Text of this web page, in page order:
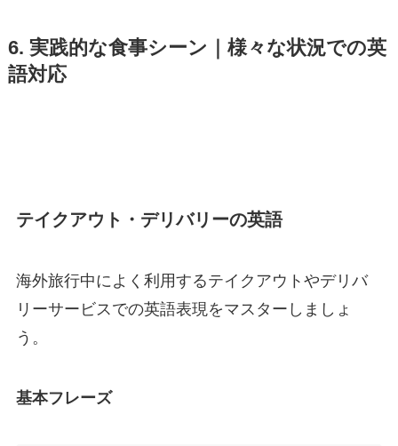
6. 実践的な食事シーン｜様々な状況での英
語対応
テイクアウト・デリバリーの英語
海外旅行中によく利用するテイクアウトやデリバ
リーサービスでの英語表現をマスターしましょ
う。
基本フレーズ